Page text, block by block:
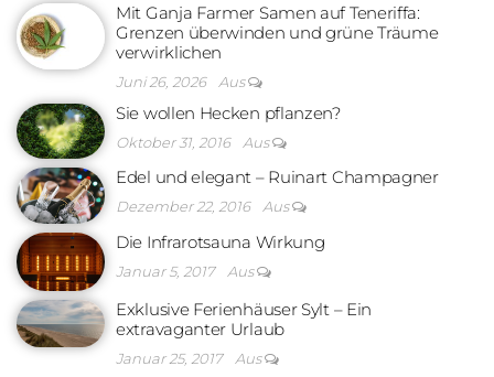
Mit Ganja Farmer Samen auf Teneriffa:
Grenzen überwinden und grüne Träume
verwirklichen
Juni 26, 2026 Aus
Sie wollen Hecken pflanzen?
Oktober 31, 2016 Aus
Edel und elegant – Ruinart Champagner
Dezember 22, 2016 Aus
Die Infrarotsauna Wirkung
Januar 5, 2017 Aus
Exklusive Ferienhäuser Sylt – Ein
extravaganter Urlaub
Januar 25, 2017 Aus